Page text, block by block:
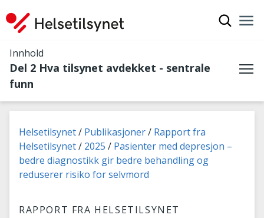
Innhold
Del 2 Hva tilsynet avdekket - sentrale
funn
Du er her:
Helsetilsynet Publikasjoner
Rapport fra
Helsetilsynet
2025
Pasienter med depresjon –
bedre diagnostikk gir bedre behandling og
reduserer risiko for selvmord
RAPPORT FRA HELSETILSYNET